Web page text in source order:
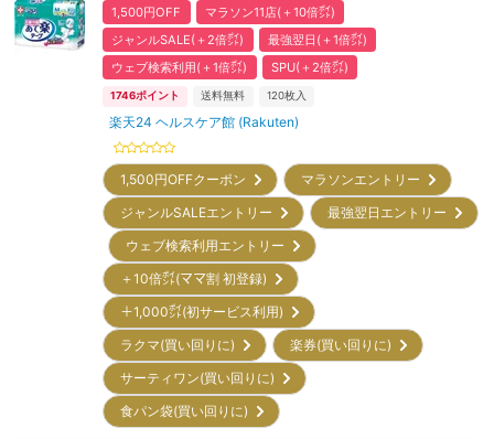
1,500円OFF
マラソン11店(＋10倍㌽)
ジャンルSALE(＋2倍㌽)
最強翌日(＋1倍㌽)
ウェブ検索利用(＋1倍㌽)
SPU(＋2倍㌽)
1746ポイント 送料無料 120枚入
楽天24 ヘルスケア館 (Rakuten)
1,500円OFFクーポン
マラソンエントリー
ジャンルSALEエントリー
最強翌日エントリー
ウェブ検索利用エントリー
＋10倍㌽(ママ割 初登録)
＋1,000㌽(初サービス利用)
ラクマ(買い回りに)
楽券(買い回りに)
サーティワン(買い回りに)
食パン袋(買い回りに)